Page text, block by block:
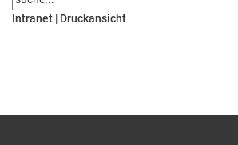
Intranet | Druckansicht